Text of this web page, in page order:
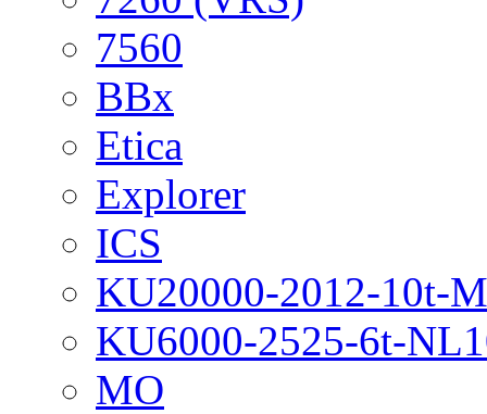
7560
BBx
Etica
Explorer
ICS
KU20000-2012-10t-
KU6000-2525-6t-
MO